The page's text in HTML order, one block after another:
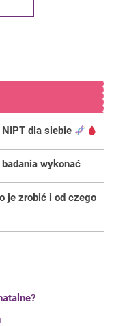
dla siebie
wykonać
je zrobić i od czego